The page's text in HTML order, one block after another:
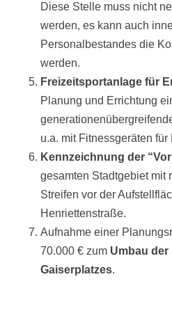
Diese Stelle muss nicht
werden, es kann auch
Personalbestandes die
werden.
Freizeitsportanlage für
Planung und Errichtung
u.a. mit Fitnessgeräten für
Kennzeichnung der
gesamten Stadtgebiet mit
Streifen vor der
Henriettenstraße.
Aufnahme einer
70.000 € zum Umbau
Gaiserplatzes.